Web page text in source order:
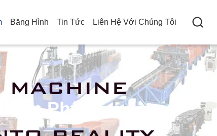
Băng Hình Tin Tức Liên Hệ Với Chúng Tôi
Sản Phẩm